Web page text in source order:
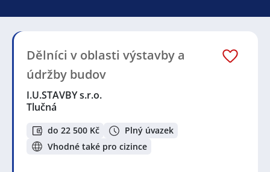
Dělníci v oblasti výstavby a
údržby budov
I.U.STAVBY s.r.o.
Tlučná
do 22 500 Kč
Plný úvazek
Vhodné také pro cizince